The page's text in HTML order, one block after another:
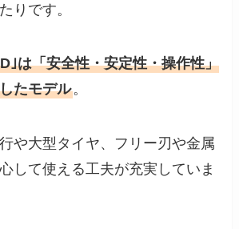
りです。
｣は「安全性・安定性・操作性」
たモデル。
や大型タイヤ、フリー刃や金属
して使える工夫が充実していま